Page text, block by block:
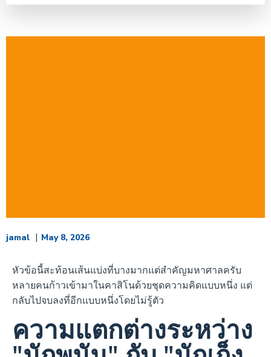
jamal | May 8, 2026
หัวข้อนี้สะท้อนเส้นแบ่งที่บางมากแต่สำคัญมหาศาลครับ
หลายคนก้าวเข้ามาในคาสิโนด้วยชุดความคิดแบบหนึ่ง แต่
กลับไปจบลงที่อีกแบบหนึ่งโดยไม่รู้ตัว
ความแตกต่างระหว่าง